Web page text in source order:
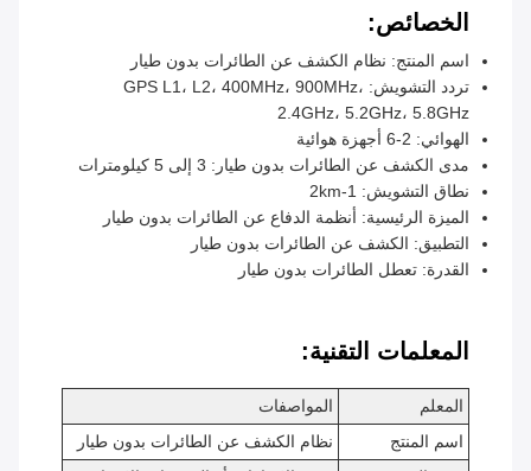
الخصائص:
اسم المنتج: نظام الكشف عن الطائرات بدون طيار
تردد التشويش: GPS L1، L2، 400MHz، 900MHz،
2.4GHz، 5.2GHz، 5.8GHz
الهوائي: 2-6 أجهزة هوائية
مدى الكشف عن الطائرات بدون طيار: 3 إلى 5 كيلومترات
نطاق التشويش: 1-2km
الميزة الرئيسية: أنظمة الدفاع عن الطائرات بدون طيار
التطبيق: الكشف عن الطائرات بدون طيار
القدرة: تعطل الطائرات بدون طيار
المعلمات التقنية:
المعلم
المواصفات
اسم المنتج
نظام الكشف عن الطائرات بدون طيار